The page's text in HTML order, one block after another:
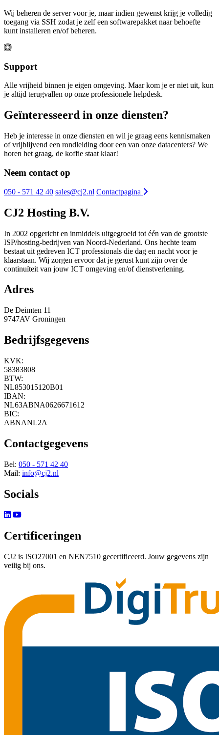
Wij beheren de server voor je, maar indien gewenst krijg je volledig
toegang via SSH zodat je zelf een softwarepakket naar behoefte
kunt installeren en/of beheren.
Support
Alle vrijheid binnen je eigen omgeving. Maar kom je er niet uit, kun
je altijd terugvallen op onze professionele helpdesk.
Geïnteresseerd in onze diensten?
Heb je interesse in onze diensten en wil je graag eens kennismaken
of vrijblijvend een rondleiding door een van onze datacenters? We
horen het graag, de koffie staat klaar!
Neem contact op
050 - 571 42 40 sales@cj2.nl Contactpagina
CJ2 Hosting B.V.
In 2002 opgericht en inmiddels uitgegroeid tot één van de grootste
ISP/hosting-bedrijven van Noord-Nederland. Ons hechte team
bestaat uit gedreven ICT professionals die dag en nacht voor je
klaarstaan. Wij zorgen ervoor dat je gerust kunt zijn over de
continuïteit van jouw ICT omgeving en/of dienstverlening.
Adres
De Deimten 11
9747AV Groningen
Bedrijfsgegevens
KVK:
58383808
BTW:
NL853015120B01
IBAN:
NL63ABNA0626671612
BIC:
ABNANL2A
Contactgegevens
Bel: 050 - 571 42 40
Mail: info@cj2.nl
Socials
Certificeringen
CJ2 is ISO27001 en NEN7510 gecertificeerd. Jouw gegevens zijn
veilig bij ons.